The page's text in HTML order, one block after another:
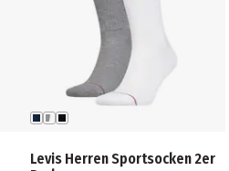
Levis Herren Sportsocken 2er